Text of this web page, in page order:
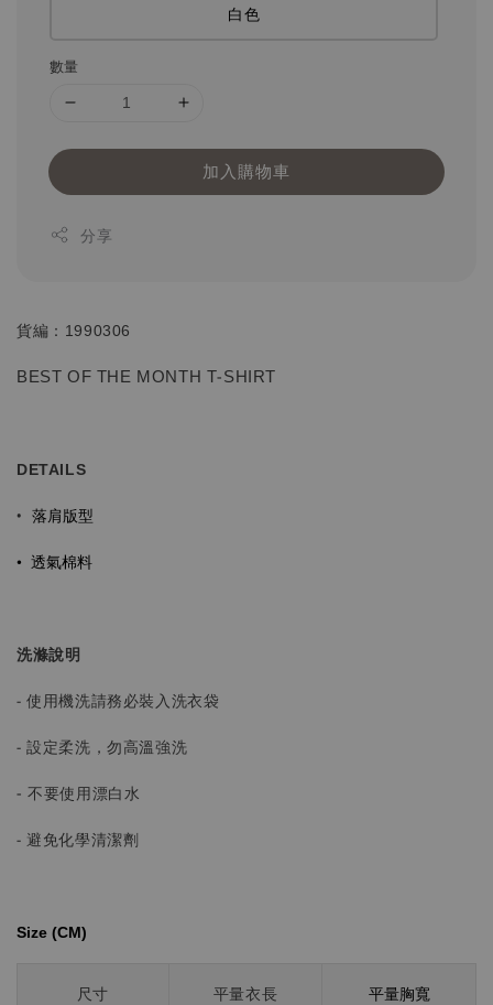
白色
數量
加入購物車
分享
貨編：1990306
BEST OF THE MONTH T-SHIRT
DETAILS
• 落肩版型
• 透氣棉料
洗滌說明
- 使用機洗請務必裝入洗衣袋
- 設定柔洗，勿高溫強洗
-不要使用漂白水
- 避免化學清潔劑
Size (CM)⁡⁡
尺寸 平量衣長 平量胸寬